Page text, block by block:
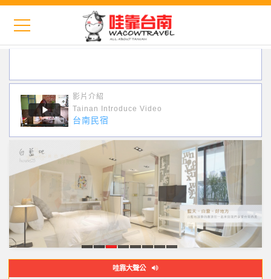
影片介紹
Tainan Introduce Video
台南民宿
藍 八 意 禮 淘
哇靠大聲公